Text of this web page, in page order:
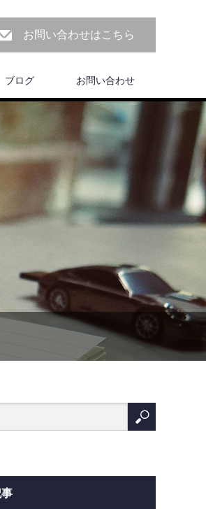
お問い合わせはこちら
ブログ お問い合わせ